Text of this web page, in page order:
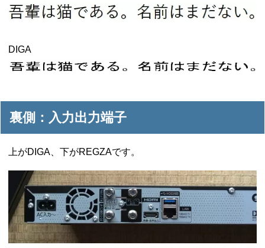
DIGA
裏側：入力出力端子
上がDIGA、下がREGZAです。